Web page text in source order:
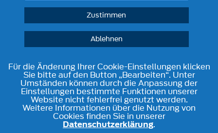
Kontakt
Zustimmen
Ablehnen
Für die Änderung Ihrer Cookie-Einstellungen klicken
Sie bitte auf den Button „Bearbeiten“. Unter
Umständen können durch die Anpassung der
Einstellungen bestimmte Funktionen unserer
Website nicht fehlerfrei genutzt werden.
Weitere Informationen über die Nutzung von
Cookies finden Sie in unserer
Datenschutzerklärung.